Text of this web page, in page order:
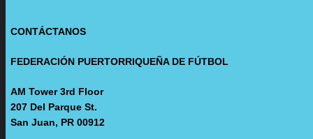
CONTÁCTANOS
FEDERACIÓN PUERTORRIQUEÑA DE FÚTBOL
AM Tower 3rd Floor
207 Del Parque St.
San Juan, PR 00912